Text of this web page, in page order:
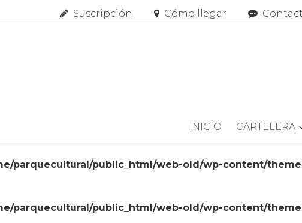
Suscripción Cómo llegar
INICIO CARTELERA
parquecultural/public_html/web-old/wp-content/
parquecultural/public_html/web-old/wp-content/